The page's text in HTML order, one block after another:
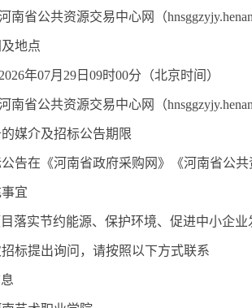
南省公共资源交易中心网（
地点
年07月29日09时00分（北京时间）
南省公共资源交易中心网（
媒介及招标公告期限
告在《河南省政府采购网》《河南省公
宜
落实节约能源、保护环境、促进中小企
标提出询问，请按照以下方式联系